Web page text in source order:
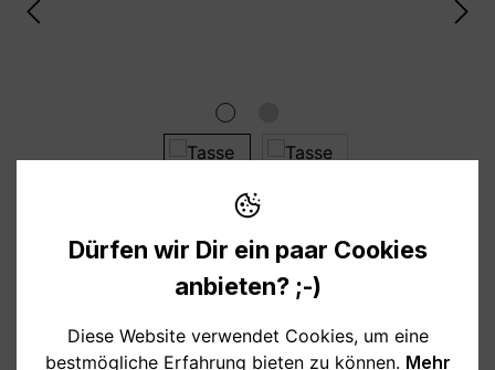
10,95 €
Preise inkl. MwSt. zzgl. Versandkosten
Verfügbar, Lieferzeit: 1-3 Tage
Dürfen wir Dir ein paar Cookies
anbieten? ;-)
Diese Website verwendet Cookies, um eine
bestmögliche Erfahrung bieten zu können. Mehr